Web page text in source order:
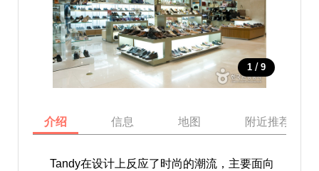
1 / 9
介绍 信息 地图 附近推荐景点
Tandy在设计上反应了时尚的潮流，主要面向